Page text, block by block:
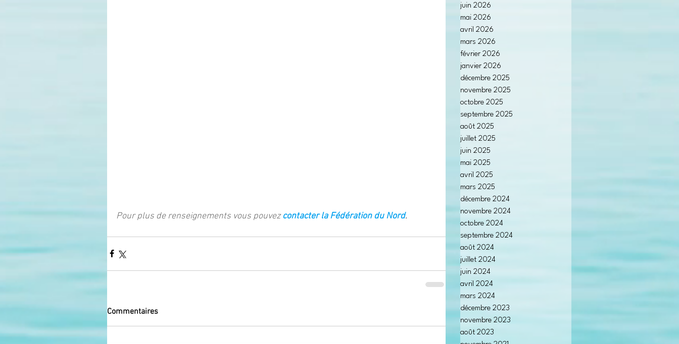
Pour plus de renseignements vous pouvez contacter la Fédération du Nord.
Commentaires
juin 2026
mai 2026
avril 2026
mars 2026
février 2026
janvier 2026
décembre 2025
novembre 2025
octobre 2025
septembre 2025
août 2025
juillet 2025
juin 2025
mai 2025
avril 2025
mars 2025
décembre 2024
novembre 2024
octobre 2024
septembre 2024
août 2024
juillet 2024
juin 2024
avril 2024
mars 2024
décembre 2023
novembre 2023
août 2023